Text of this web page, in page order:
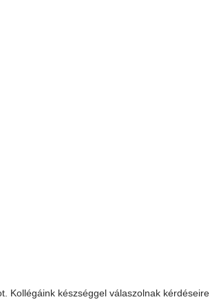
Kollégáink készséggel válaszolnak kérdéseire.